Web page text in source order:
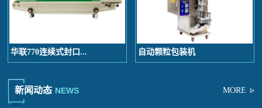
华联770连续式封口... 自动颗粒包装机
MORE
新闻动态 NEWS